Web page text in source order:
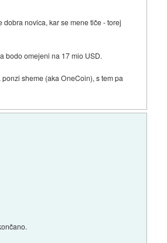
novica, kar se mene tiče - torej
bodo omejeni na 17 mio USD.
sheme (aka OneCoin), s tem pa